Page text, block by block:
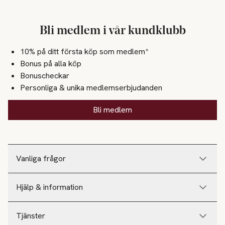
Vanliga frågor
Hjälp & information
Tjänster
Bli medlem i vår kundklubb
10% på ditt första köp som medlem*
Bonus på alla köp
Bonuscheckar
Personliga & unika medlemserbjudanden
Bli medlem